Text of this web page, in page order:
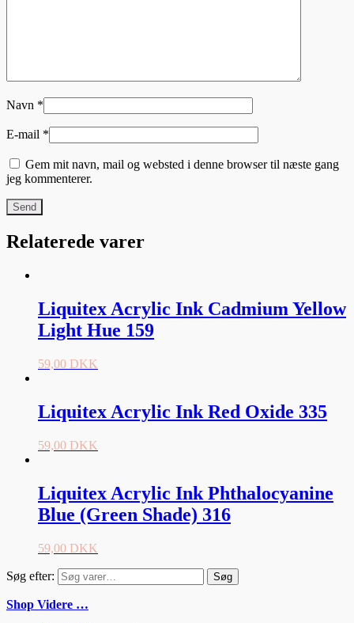
Navn *
E-mail *
Gem mit navn, mail og websted i denne browser til næste gang
jeg kommenterer.
Relaterede varer
Liquitex Acrylic Ink Cadmium Yellow
Light Hue 159
59,00 DKK
Liquitex Acrylic Ink Red Oxide 335
59,00 DKK
Liquitex Acrylic Ink Phthalocyanine
Blue (Green Shade) 316
59,00 DKK
Søg efter: Søg
Shop Videre …